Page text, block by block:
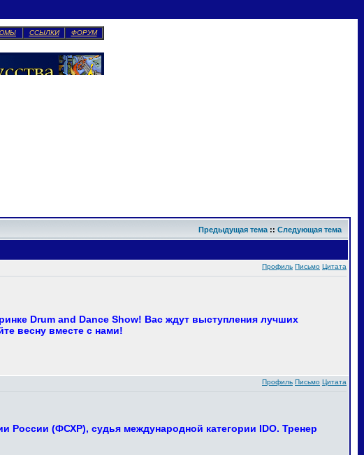
ССЫЛКИ ФОРУМ
Предыдущая тема :: Следующая тема
Профиль Письмо Цитата
Drum and Dance Show! Вас ждут выступления лучших
весну вместе с нами!
Профиль Письмо Цитата
России (ФСХР), судья международной категории IDO. Тренер